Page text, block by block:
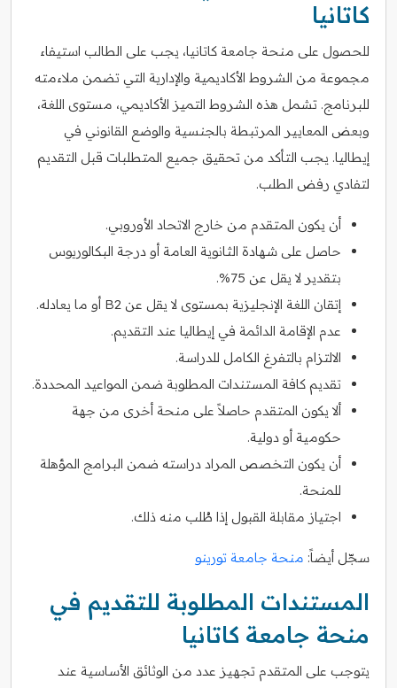
كاتانيا
للحصول على منحة جامعة كاتانيا، يجب على الطالب استيفاء
مجموعة من الشروط الأكاديمية والإدارية التي تضمن ملاءمته
للبرنامج. تشمل هذه الشروط التميز الأكاديمي، مستوى اللغة،
وبعض المعايير المرتبطة بالجنسية والوضع القانوني في
إيطاليا. يجب التأكد من تحقيق جميع المتطلبات قبل التقديم
لتفادي رفض الطلب.
أن يكون المتقدم من خارج الاتحاد الأوروبي.
حاصل على شهادة الثانوية العامة أو درجة البكالوريوس
بتقدير لا يقل عن 75%.
إتقان اللغة الإنجليزية بمستوى لا يقل عن B2 أو ما يعادله.
عدم الإقامة الدائمة في إيطاليا عند التقديم.
الالتزام بالتفرغ الكامل للدراسة.
تقديم كافة المستندات المطلوبة ضمن المواعيد المحددة.
ألا يكون المتقدم حاصلاً على منحة أخرى من جهة
حكومية أو دولية.
أن يكون التخصص المراد دراسته ضمن البرامج المؤهلة
للمنحة.
اجتياز مقابلة القبول إذا طُلب منه ذلك.
سجّل أيضاً: منحة جامعة تورينو
المستندات المطلوبة للتقديم في
منحة جامعة كاتانيا
يتوجب على المتقدم تجهيز عدد من الوثائق الأساسية عند